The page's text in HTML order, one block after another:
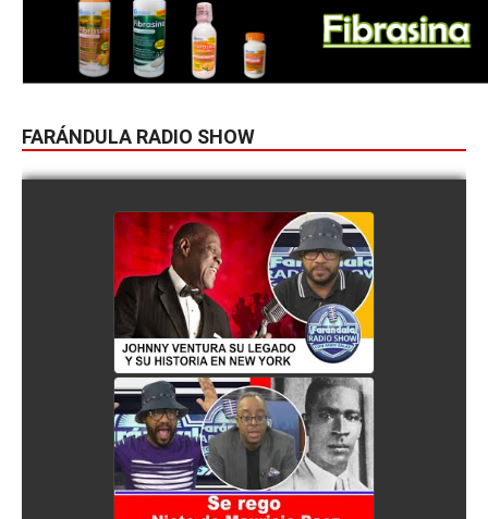
FARÁNDULA RADIO SHOW
JOHNNY VENTURA SU
LEGADO Y SU HISTORIA EN
NEW YORK
watch video
SE REGO EL NIETO DE
MAURICIO BAEZ
watch video